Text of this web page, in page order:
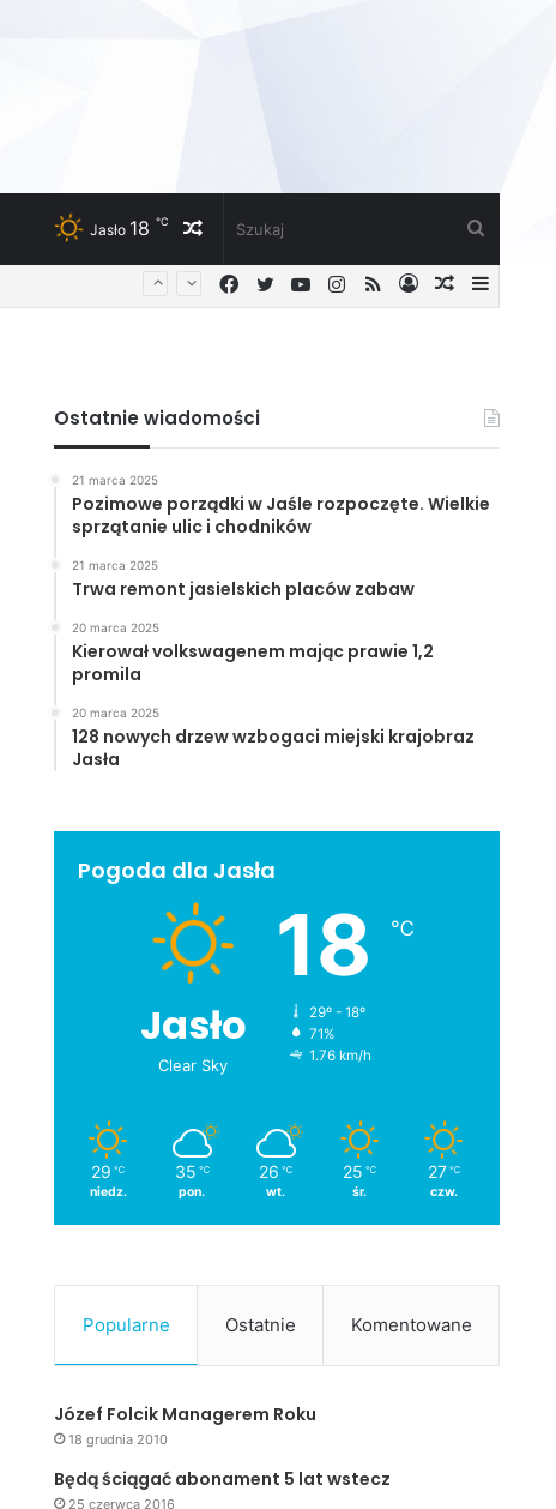
Losowy
artykuł
Jasło 18 ℃
Losowy
Zaloguj
RSS
Instagram
YouTube
Twitter
Facebook
Ostatnie wiadomości
21 marca 2025
Pozimowe porządki w Jaśle rozpoczęte. Wielkie
sprzątanie ulic i chodników
21 marca 2025
Trwa remont jasielskich placów zabaw
20 marca 2025
Kierował volkswagenem mając prawie 1,2
promila
20 marca 2025
128 nowych drzew wzbogaci miejski krajobraz
Jasła
Pogoda dla Jasła
Jasło
Clear Sky
18 ℃
29º - 18º
71%
1.76 km/h
29 ℃
niedz.
35 ℃
pon.
26 ℃
wt.
25 ℃
śr.
27 ℃
czw.
Popularne Ostatnie Komentowane
Józef Folcik Managerem Roku
18 grudnia 2010
Będą ściągać abonament 5 lat wstecz
25 czerwca 2016